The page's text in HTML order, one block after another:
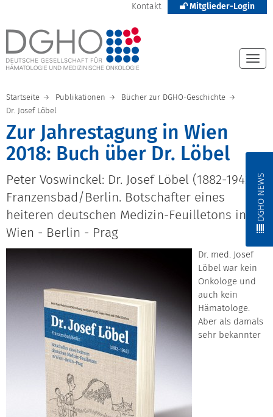
Kontakt Mitglieder-Login
DGHO NEWS
Startseite Publikationen
Bücher zur DGHO-Geschichte
Dr. Josef Löbel
Zur Jahrestagung in Wien
2018: Buch über Dr. Löbel
Peter Voswinckel: Dr. Josef Löbel (1882-1942),
Franzensbad/Berlin. Botschafter eines
heiteren deutschen Medizin-Feuilletons in
Wien - Berlin - Prag
Dr. med. Josef
Löbel war kein
Onkologe und
auch kein
Hämatologe.
Aber als damals
sehr bekannter